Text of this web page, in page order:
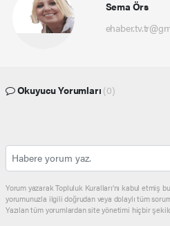
Sema Örs
Okuyucu Yorumları (0)
Yorum yazarak Topluluk Kuralları’nı kabul etmiş
yorumunuzla ilgili doğrudan veya dolaylı tüm
Yazılan tüm yorumlardan site yönetimi hiçbir